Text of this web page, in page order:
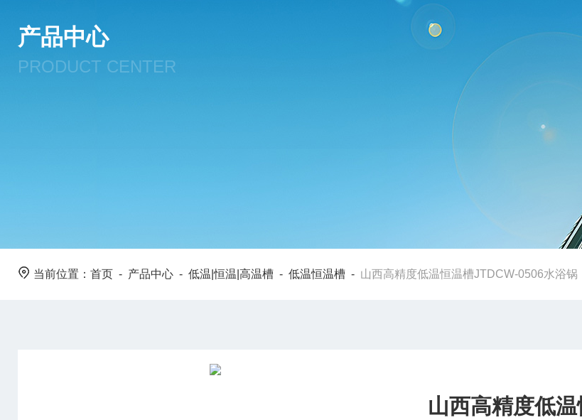
产品中心
PRODUCT CENTER
当前位置： 首页 - 产品中心 - 低温|恒温|高温槽 - 低温恒温槽 - 山西高精度低温恒温槽JTDCW-0506水浴锅
山西高精度低